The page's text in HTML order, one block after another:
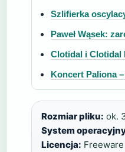
Szlifierka
Paweł Wąsek:
Clotidal i Clotidal
Koncert Paliona
Rozmiar pliku: ok.
System
Licencja: Freeware